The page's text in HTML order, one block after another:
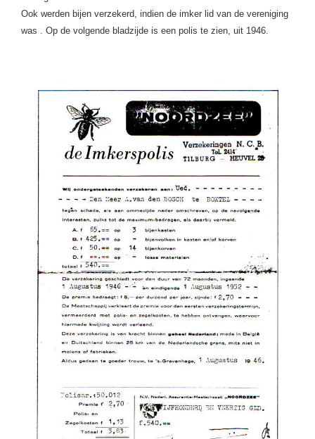
Ook werden bijen verzekerd, indien de imker lid van de vereniging
was . Op de volgende bladzijde is een polis te zien, uit 1946.